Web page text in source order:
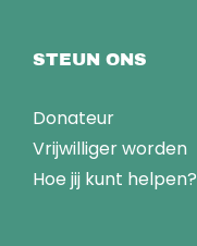
STEUN ONS
Donateur
Vrijwilliger worden
Hoe jij kunt helpen?